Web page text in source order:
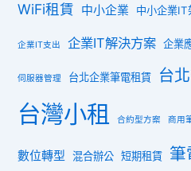
WiFi租賃 中小企業 中小企業IT
企業IT支出 企業IT解決方案 企業
伺服器管理 台北企業筆電租賃 台
台灣小租 合約型方案 商用
數位轉型 混合辦公 短期租賃 筆